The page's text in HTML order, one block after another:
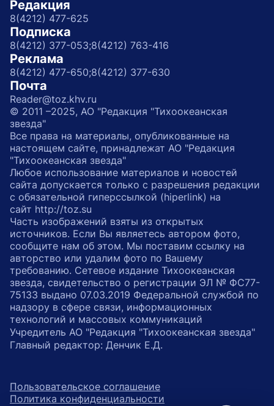
Редакция
8(4212) 477-625
Подписка
8(4212) 377-053;8(4212) 763-416
Реклама
8(4212) 477-650;8(4212) 377-630
Почта
Reader@toz.khv.ru
© 2011 –2025, АО "Редакция "Тихоокеанская
звезда"
Все права на материалы, опубликованные на
настоящем сайте, принадлежат АО "Редакция
"Тихоокеанская звезда"
Любое использование материалов и новостей
сайта допускается только с разрешения редакции
с обязательной гиперссылкой (hiperlink) на
сайт http://toz.su
Часть изображений взяты из открытых
источников. Если Вы являетесь автором фото,
сообщите нам об этом. Мы поставим ссылку на
авторство или удалим фото по Вашему
требованию. Сетевое издание Тихоокеанская
звезда, свидетельство о регистрации ЭЛ № ФС77-
75133 выдано 07.03.2019 Федеральной службой по
надзору в сфере связи, информационных
технологий и массовых коммуникаций
Учредитель АО "Редакция "Тихоокеанская звезда"
Главный редактор: Денчик Е.Д.
Пользовательское соглашение
Политика конфиденциальности